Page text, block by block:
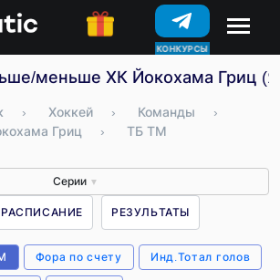
КОНКУРСЫ
меньше ХК Йокохама Гриц
› Хоккей › Команды
›
Гриц
› ТБ ТМ
Серии ▼
РАСПИСАНИЕ РЕЗУЛЬТАТЫ
Фора по счету Инд.Тотал голов